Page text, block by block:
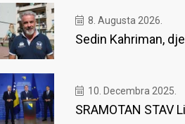
8. Augusta 2026.
Sedin Kahriman,
10. Decembra 2025.
SRAMOTAN STAV